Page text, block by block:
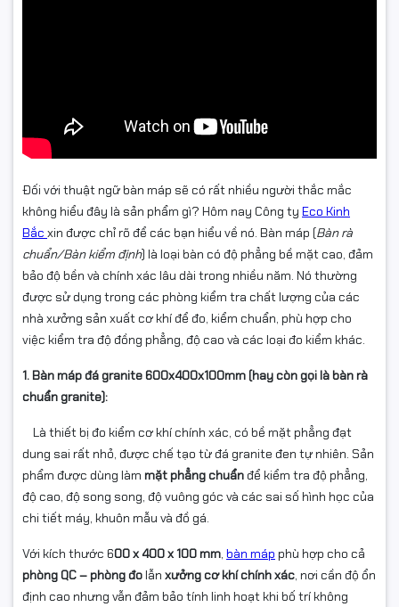
Đối với thuật ngữ bàn máp sẽ có rất nhiều người thắc mắc
không hiểu đây là sản phẩm gì? Hôm nay Công ty Eco Kinh
Bắc xin được chỉ rõ để các bạn hiểu về nó. Bàn máp (Bàn rà
chuẩn/Bàn kiểm định) là loại bàn có độ phẳng bề mặt cao, đảm
bảo độ bền và chính xác lâu dài trong nhiều năm. Nó thường
được sử dụng trong các phòng kiểm tra chất lượng của các
nhà xưởng sản xuất cơ khí để đo, kiểm chuẩn, phù hợp cho
việc kiểm tra độ đồng phẳng, độ cao và các loại đo kiểm khác.
1. Bàn máp đá granite 600x400x100mm (hay còn gọi là bàn rà
chuẩn granite):
Là thiết bị đo kiểm cơ khí chính xác, có bề mặt phẳng đạt
dung sai rất nhỏ, được chế tạo từ đá granite đen tự nhiên. Sản
phẩm được dùng làm mặt phẳng chuẩnđể kiểm tra độ phẳng,
độ cao, độ song song, độ vuông góc và các sai số hình học của
chi tiết máy, khuôn mẫu và đồ gá.
Với kích thước 600 x 400 x 100 mm, bàn máp phù hợp cho cả
phòng QC – phòng đolẫn xưởng cơ khí chính xác, nơi cần độ ổn
định cao nhưng vẫn đảm bảo tính linh hoạt khi bố trí không